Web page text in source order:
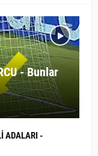
- Bunlar
ADALARI -